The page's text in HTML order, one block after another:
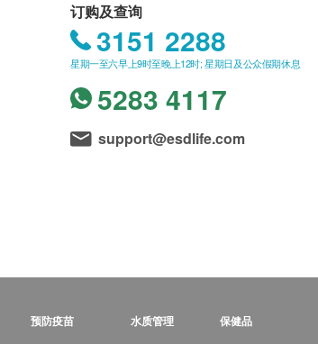
订购及查询
3151 2288
星期一至六早上9时至晚上12时; 星期日及公众假期休息
5283 4117
support@esdlife.com
预防疫苗 水质管理 保健品